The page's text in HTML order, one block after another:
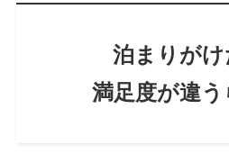
泊まりがけ
満足度が違う